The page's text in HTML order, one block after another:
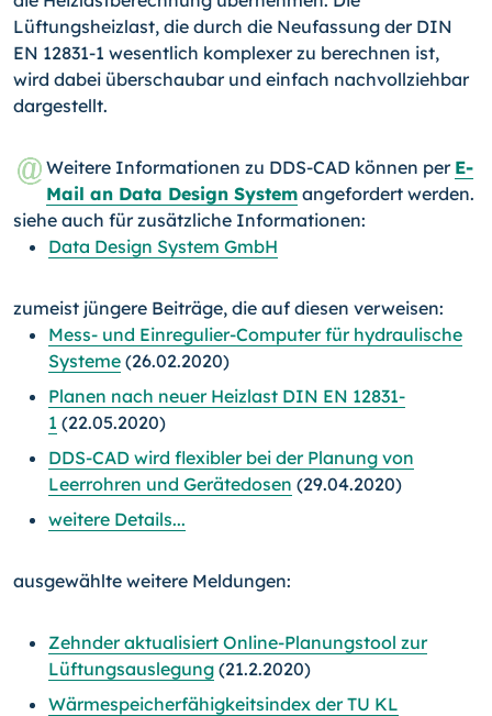
Lüftungsheizlast, die durch die Neufassung der DIN
EN 12831-1 wesentlich komplexer zu berechnen ist,
wird dabei überschaubar und einfach nachvollziehbar
dargestellt.
Weitere Informationen zu DDS-CAD können per E-
Mail an Data Design System angefordert werden.
siehe auch für zusätzliche Informationen:
Data Design System GmbH
zumeist jüngere Beiträge, die auf diesen verweisen:
Mess- und Einregulier-Computer für hydraulische
Systeme (26.02.2020)
Planen nach neuer Heizlast DIN EN 12831-
1 (22.05.2020)
DDS-CAD wird flexibler bei der Planung von
Leerrohren und Gerätedosen (29.04.2020)
weitere Details...
ausgewählte weitere Meldungen:
Zehnder aktualisiert Online-Planungstool zur
Lüftungsauslegung (21.2.2020)
Wärmespeicherfähigkeitsindex der TU KL